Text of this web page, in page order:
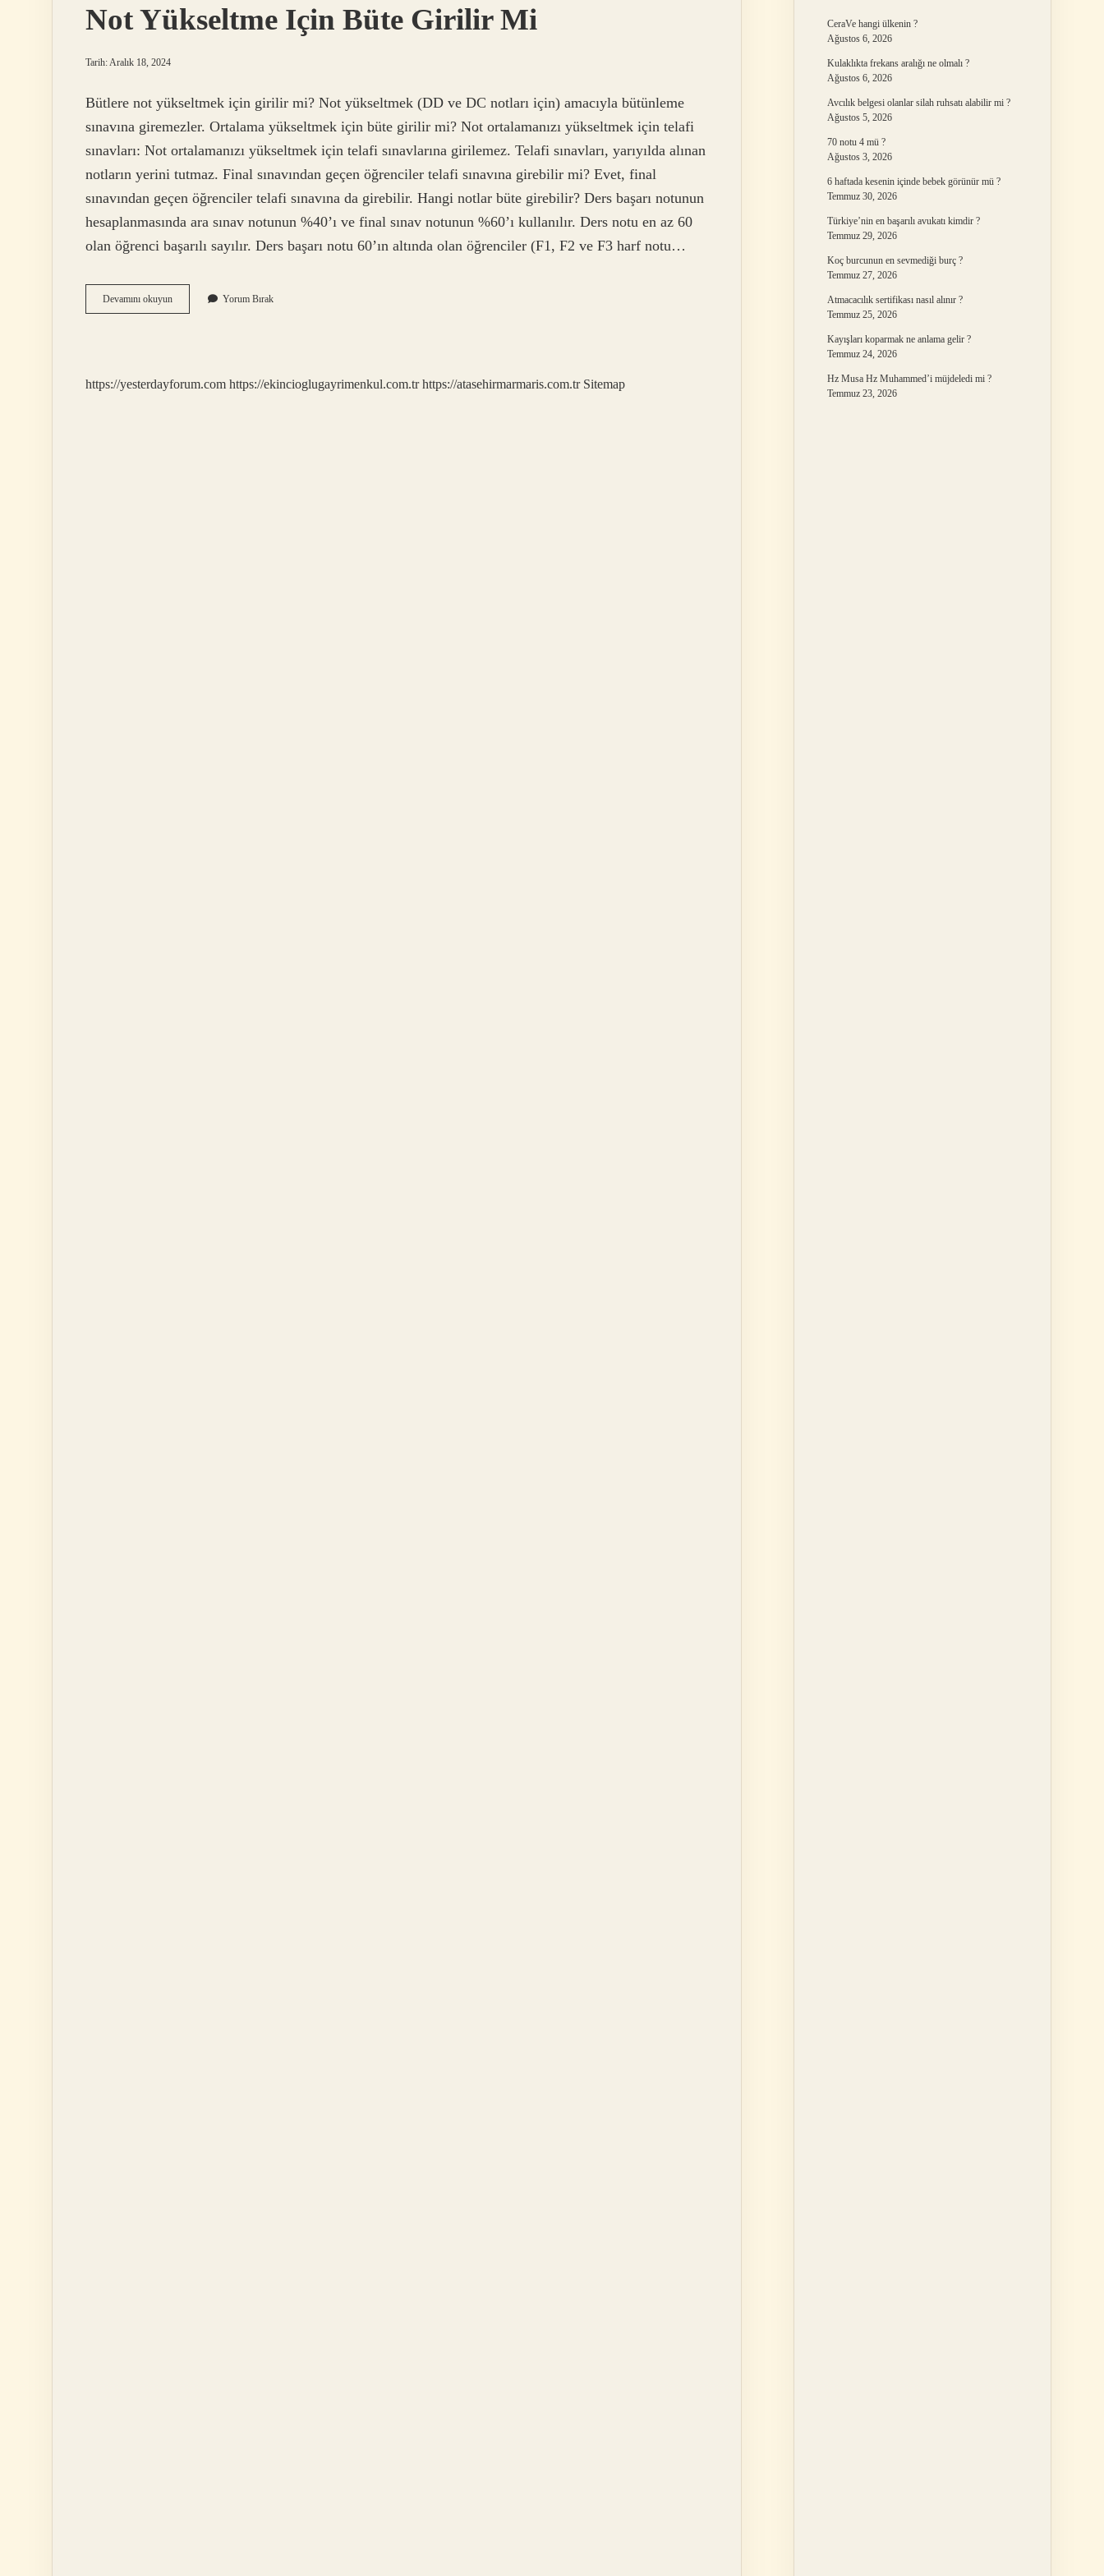
Not Yükseltme Için Büte Girilir Mi
Tarih: Aralık 18, 2024
Bütlere not yükseltmek için girilir mi? Not yükseltmek (DD ve DC notları için) amacıyla bütünleme
sınavına giremezler. Ortalama yükseltmek için büte girilir mi? Not ortalamanızı yükseltmek için telafi
sınavları: Not ortalamanızı yükseltmek için telafi sınavlarına girilemez. Telafi sınavları, yarıyılda alınan
notların yerini tutmaz. Final sınavından geçen öğrenciler telafi sınavına girebilir mi? Evet, final
sınavından geçen öğrenciler telafi sınavına da girebilir. Hangi notlar büte girebilir? Ders başarı notunun
hesaplanmasında ara sınav notunun %40’ı ve final sınav notunun %60’ı kullanılır. Ders notu en az 60
olan öğrenci başarılı sayılır. Ders başarı notu 60’ın altında olan öğrenciler (F1, F2 ve F3 harf notu…
Devamını okuyunNot
Yükseltme
Yorum Bırak
https://yesterdayforum.com https://ekincioglugayrimenkul.com.tr https://atasehirmarmaris.com.tr Sitemap
CeraVe hangi ülkenin ?
Ağustos 6, 2026
Kulaklıkta frekans aralığı ne olmalı ?
Ağustos 6, 2026
Avcılık belgesi olanlar silah ruhsatı alabilir mi ?
Ağustos 5, 2026
70 notu 4 mü ?
Ağustos 3, 2026
6 haftada kesenin içinde bebek görünür mü ?
Temmuz 30, 2026
Türkiye’nin en başarılı avukatı kimdir ?
Temmuz 29, 2026
Koç burcunun en sevmediği burç ?
Temmuz 27, 2026
Atmacacılık sertifikası nasıl alınır ?
Temmuz 25, 2026
Kayışları koparmak ne anlama gelir ?
Temmuz 24, 2026
Hz Musa Hz Muhammed’i müjdeledi mi ?
Temmuz 23, 2026